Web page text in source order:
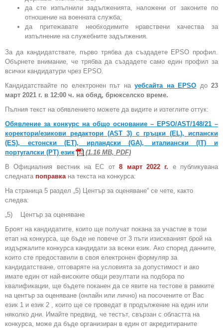
да сте изпълнили задълженията, наложени от законите по
отношение на военната служба;
да притежавате необходимите нравствени качества за
изпълнение на служебните задължения.
За да кандидатствате, първо трябва да създадете EPSO профил.
Обърнете внимание, че трябва да създадете само един профил за
всички кандидатури чрез EPSO.
Кандидатствайте по електронен път науебсайта на EPSO до23
март 2021 г. в 12:00 ч. на обяд, брюкселско време.
Пълния текст на обявлението можете да видите и изтеглите оттук:
Обявление за конкурс на общо основание – EPSO/AST/148/21 –
коректори/езикови редактори (AST 3) с гръцки (EL), испански
(ES), естонски (ET), ирландски (GA), италиански (IT) и
португалски (PT) език
(1.16 MB, PDF)
В Официалния вестник на ЕС от8 март 2022 г. е публикувана
следната поправка на текста на конкурса:
На страница 5 раздел „5) Център за оценяване“ се чете, както
следва:
„5) Център за оценяване
Броят на кандидатите, които ще получат покана за участие в този
етап на конкурса, ще бъде не повече от 3 пъти изискваният брой на
издържалите конкурса кандидати за всеки език. Ако според данните,
които сте предоставили в своя електронен формуляр за
кандидатстване, отговаряте на условията за допустимост и ако
имате един от най-високите общи резултати на подбора по
квалификации, ще бъдете поканен да се явите на тестове в рамките
на център за оценяване (онлайн или лично) на посочените от Вас
език 1 и език 2 , които ще се проведат в продължение на един или
няколко дни. Имайте предвид, че тестът, свързан с областта на
конкурса, може да бъде организиран в един от акредитираните